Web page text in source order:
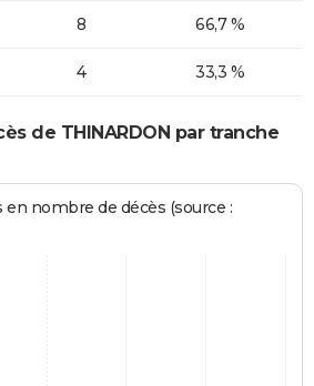
8 66,7 %
4 33,3 %
de THINARDON par tranche
nombre de décès (source :